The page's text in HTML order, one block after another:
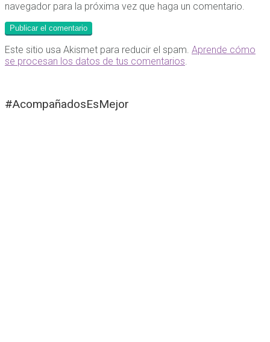
navegador para la próxima vez que haga un comentario.
Este sitio usa Akismet para reducir el spam. Aprende cómo
se procesan los datos de tus comentarios
#AcompañadosEsMejor